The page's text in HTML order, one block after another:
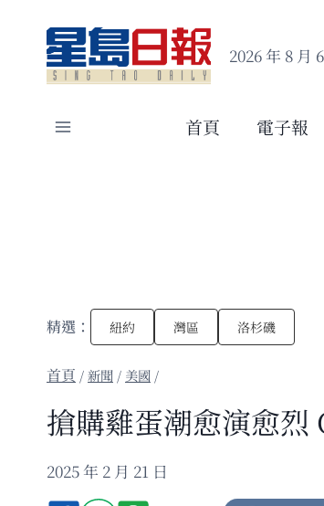
content
2026 年 8 月
首頁 電子報
精選： 紐約 灣區 洛杉磯
/新聞 / 美國 /
搶購雞蛋潮愈演愈
2025 年 2 月 21 日